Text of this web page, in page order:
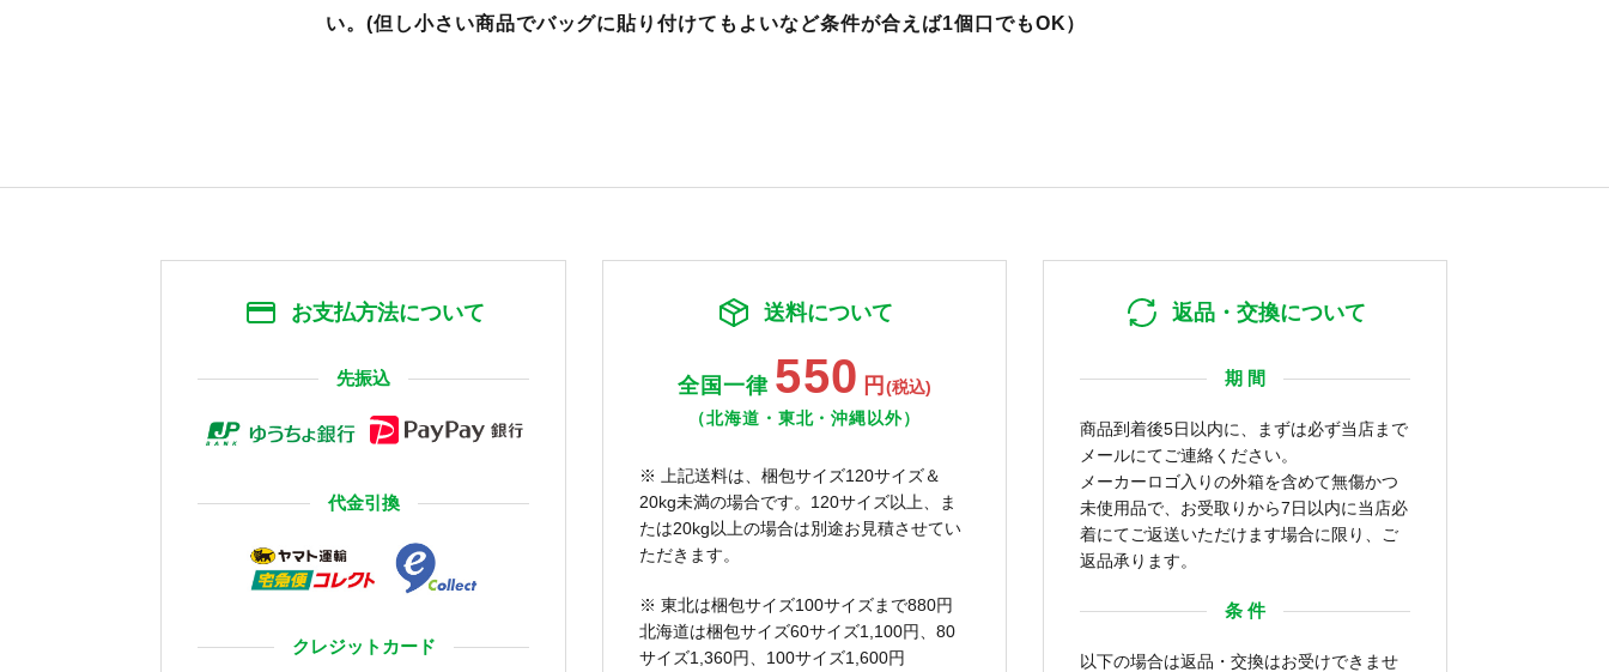
い。(但し小さい商品でバッグに貼り付けてもよいなど条件が合えば1個口でもOK）
お支払方法について
先振込
代金引換
クレジットカード
送料について
全国一律 550 円 (税込)
（北海道・東北・沖縄以外）
※ 上記送料は、梱包サイズ120サイズ＆
20kg未満の場合です。120サイズ以上、ま
たは20kg以上の場合は別途お見積させてい
ただきます。
※ 東北は梱包サイズ100サイズまで880円
北海道は梱包サイズ60サイズ1,100円、80
サイズ1,360円、100サイズ1,600円
返品・交換について
期 間
商品到着後5日以内に、まずは必ず当店まで
メールにてご連絡ください。
メーカーロゴ入りの外箱を含めて無傷かつ
未使用品で、お受取りから7日以内に当店必
着にてご返送いただけます場合に限り、ご
返品承ります。
条 件
以下の場合は返品・交換はお受けできませ